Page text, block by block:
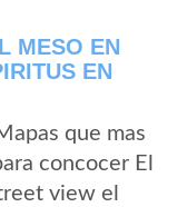
MESO EN
EN
que mas
concocer El
view el